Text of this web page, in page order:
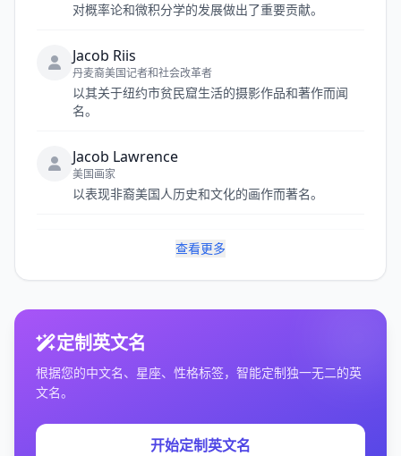
对概率论和微积分学的发展做出了重要贡献。
Jacob Riis
丹麦裔美国记者和社会改革者
以其关于纽约市贫民窟生活的摄影作品和著作而闻
名。
Jacob Lawrence
美国画家
以表现非裔美国人历史和文化的画作而著名。
查看更多
定制英文名
根据您的中文名、星座、性格标签，智能定制独一无二的英
文名。
开始定制英文名